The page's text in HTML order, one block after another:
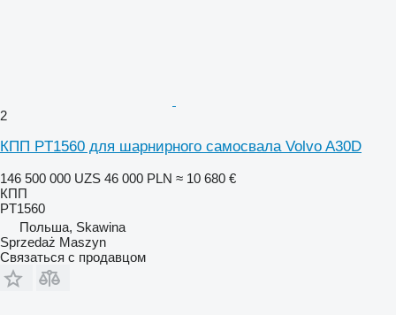
2
КПП PT1560 для шарнирного самосвала Volvo A30D
146 500 000 UZS 46 000 PLN ≈ 10 680 €
КПП
PT1560
Польша, Skawina
Sprzedaż Maszyn
Связаться с продавцом